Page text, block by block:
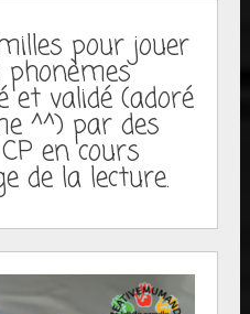
pour jouer
et validé (adoré
^^) par des
en cours
de la lecture.